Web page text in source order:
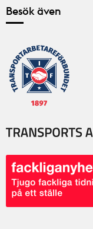
Besök även